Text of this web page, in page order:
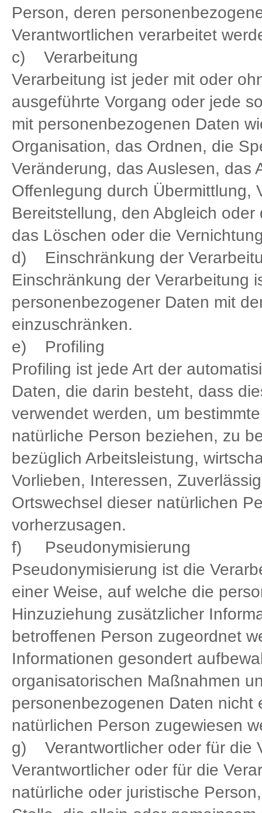
Person, deren
Verantwortlichen verarbeitet
c) Verarbeitung
Verarbeitung ist jeder mit oder
ausgeführte Vorgang oder jede
mit personenbezogenen Daten
Organisation, das Ordnen, die
Veränderung, das Auslesen, das
Offenlegung durch Übermittlung,
Bereitstellung, den Abgleich
das Löschen oder die
d) Einschränkung der
Einschränkung der Verarbeitung
personenbezogener Daten mit
einzuschränken.
e) Profiling
Profiling ist jede Art der
Daten, die darin besteht, dass
verwendet werden, um
natürliche Person beziehen, zu
bezüglich Arbeitsleistung,
Vorlieben, Interessen,
Ortswechsel dieser natürlichen
vorherzusagen.
f) Pseudonymisierung
Pseudonymisierung ist die
einer Weise, auf welche die
Hinzuziehung zusätzlicher
betroffenen Person zugeordnet
Informationen gesondert
organisatorischen Maßnahmen
personenbezogenen Daten nicht
natürlichen Person zugewiesen
g) Verantwortlicher oder für die
Verantwortlicher oder für die
natürliche oder juristische